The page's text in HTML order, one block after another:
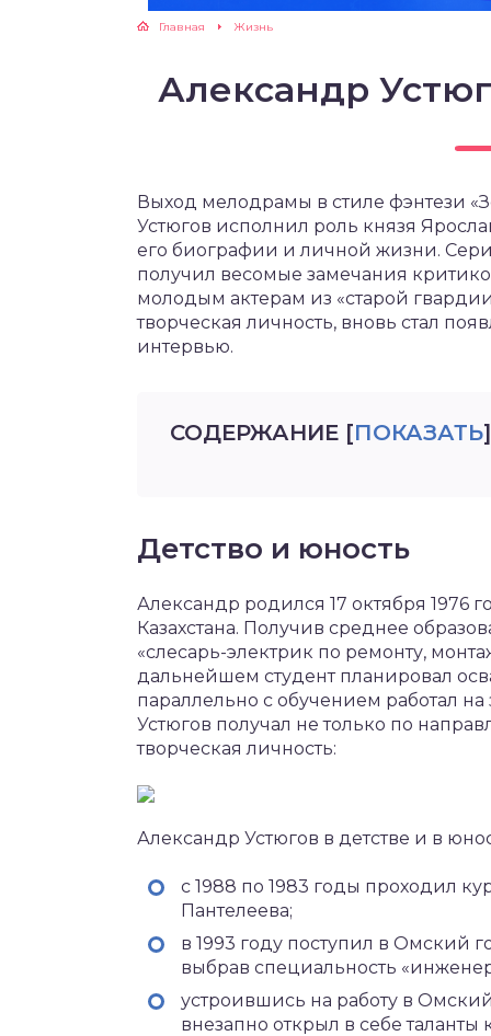
Главная Жизнь
Александр
Выход мелодрамы в стиле фэнтези
Устюгов исполнил роль князя
его биографии и личной жизни.
получил весомые замечания
молодым актерам из «старой
творческая личность, вновь стал
интервью.
СОДЕРЖАНИЕ [ПОКАЗАТЬ]
Детство и юность
Александр родился 17 октября 1976
Казахстана. Получив среднее
«слесарь-электрик по ремонту,
дальнейшем студент планировал
параллельно с обучением работал
Устюгов получал не только по
творческая личность:
Александр Устюгов в детстве и в
с 1988 по 1983 годы проходил
Пантелеева;
в 1993 году поступил в Омский
выбрав специальность
устроившись на работу в
внезапно открыл в себе таланты